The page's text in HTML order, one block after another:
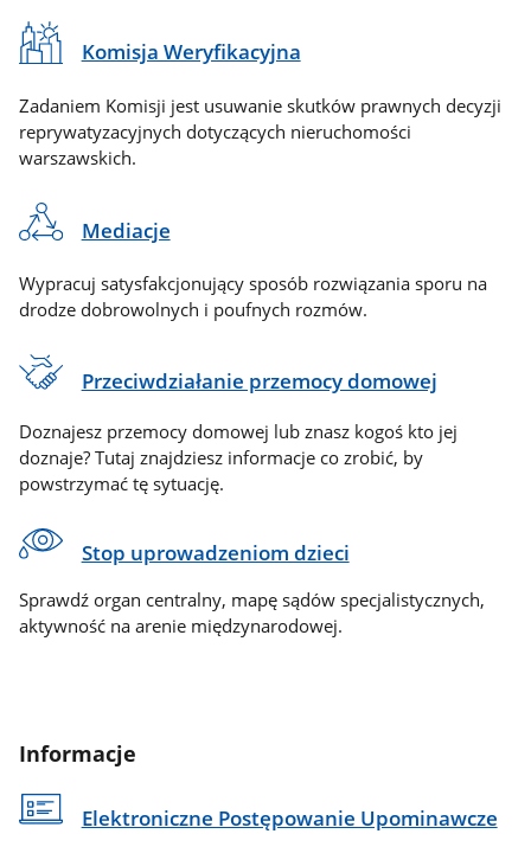
Komisja Weryfikacyjna
Zadaniem Komisji jest usuwanie skutków prawnych decyzji
reprywatyzacyjnych dotyczących nieruchomości
warszawskich.
Mediacje
Wypracuj satysfakcjonujący sposób rozwiązania sporu na
drodze dobrowolnych i poufnych rozmów.
Przeciwdziałanie przemocy domowej
Doznajesz przemocy domowej lub znasz kogoś kto jej
doznaje? Tutaj znajdziesz informacje co zrobić, by
powstrzymać tę sytuację.
Stop uprowadzeniom dzieci
Sprawdź organ centralny, mapę sądów specjalistycznych,
aktywność na arenie międzynarodowej.
Informacje
Elektroniczne Postępowanie Upominawcze